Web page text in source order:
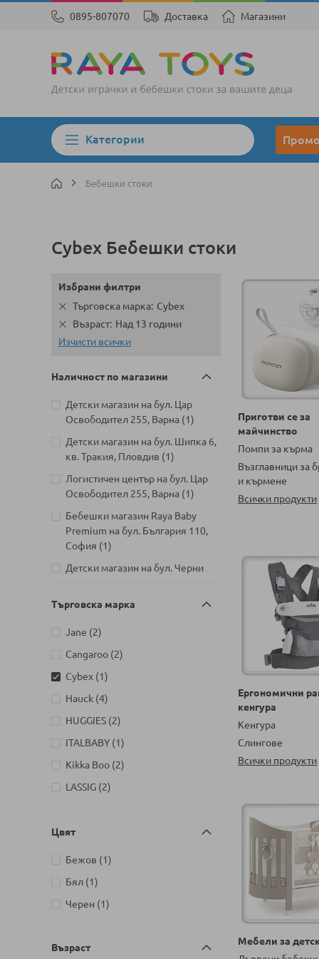
0895-807070 Доставка Магазини
Категории
Бебешки стоки
Cybex Бебешки стоки
Приготви се за
майчинство
Помпи за кърма
Възглавници за
и кърмене
Всички продукти
Ергономични
кенгура
Кенгура
Слингове
Всички продукти
Мебели за
Избрани филтри
Търговска марка Cybex
Възраст Над 13 години
Изчисти всички
Наличност по магазини
Детски магазин на бул. Цар
Освободител 255, Варна 1
артикул
Детски магазин на бул. Шипка 6,
кв. Тракия, Пловдив
1
артикул
Логистичен център на бул. Цар
Освободител 255, Варна 1
артикул
Бебешки магазин Raya Baby
Premium на бул. България 110,
София
1
артикул
Детски магазин на бул. Черни
Детски магазин на ул.
Търговище
Търговска марка
Jane 2
артикули
Cangaroo 2
артикули
Cybex 1
артикул
Hauck 4
артикули
HUGGIES 2
артикули
ITALBABY 1
артикул
Kikka Boo 2
артикули
LASSIG 2
артикули
Moji
Momcozy
Seven
Цвят
Бежов 1
артикул
Бял 1
артикул
Черен
1
артикул
Възраст